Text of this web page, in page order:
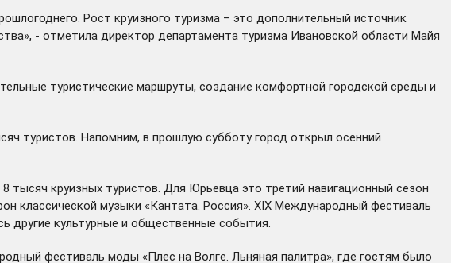
Рост круизного туризма – это дополнительный источник
- отметила директор департамента туризма Ивановской области Майя
туристические маршруты, создание комфортной городской среды и
туристов. Напомним, в прошлую субботу город открыл осенний
круизных туристов. Для Юрьевца это третий навигационный сезон
классической музыки «Кантата. Россия». XIX Международный фестиваль
другие культурные и общественные события.
фестиваль моды «Плес на Волге. Льняная палитра», где гостям было